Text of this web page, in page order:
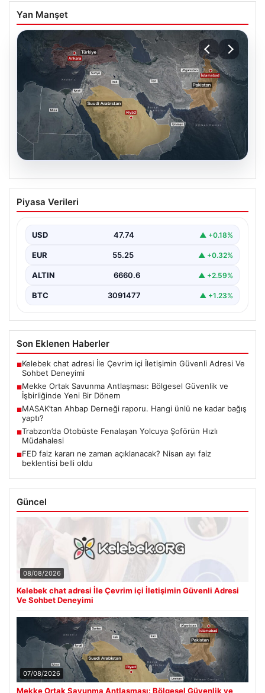
Yan Manşet
07.08.2026
Mekke Ortak Savunma Antlaşması:
Bölgesel Güvenlik ve İşbirliğinde Yeni
Türkiye, Suudi Arabistan ve Pakistan arasında
ve küresel…
Piyasa Verileri
USD 47.74 ▲ +0.18%
EUR 55.25 ▲ +0.32%
ALTIN 6660.6 ▲ +2.59%
BTC 3091477 ▲ +1.23%
Son Eklenen Haberler
■Kelebek chat adresi İle Çevrim içi İletişimin Güvenli Adresi Ve
Sohbet Deneyimi
■Mekke Ortak Savunma Antlaşması: Bölgesel Güvenlik ve
İşbirliğinde Yeni Bir Dönem
■MASAK’tan Ahbap Derneği raporu. Hangi ünlü ne kadar bağış
yaptı?
■Trabzon’da Otobüste Fenalaşan Yolcuya Şoförün Hızlı
Müdahalesi
■FED faiz kararı ne zaman açıklanacak? Nisan ayı faiz
beklentisi belli oldu
Güncel
08/08/2026
Kelebek chat adresi İle Çevrim içi İletişimin Güvenli Adresi
Ve Sohbet Deneyimi
07/08/2026
Mekke Ortak Savunma Antlaşması: Bölgesel Güvenlik ve